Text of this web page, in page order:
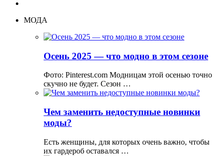
МОДА
Осень 2025 — что модно в этом сезоне
Фото: Pinterest.com Модницам этой осенью точно
скучно не будет. Сезон …
Чем заменить недоступные новинки
моды?
Есть женщины, для которых очень важно, чтобы
их гардероб оставался …